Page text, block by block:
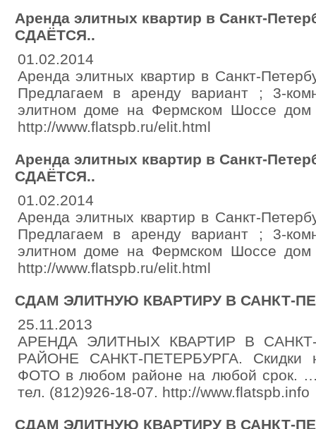
Аренда элитных квартир в Санкт-
СДАЁТСЯ..
01.02.2014
Аренда элитных квартир в Санкт-
Предлагаем в аренду вариант ; 3-
элитном доме на Фермском Шоссе дом
http://www.flatspb.ru/elit.html
Аренда элитных квартир в Санкт-
СДАЁТСЯ..
01.02.2014
Аренда элитных квартир в Санкт-
Предлагаем в аренду вариант ; 3-
элитном доме на Фермском Шоссе дом
http://www.flatspb.ru/elit.html
СДАМ ЭЛИТНУЮ КВАРТИРУ В САНКТ-
25.11.2013
АРЕНДА ЭЛИТНЫХ КВАРТИР В
РАЙОНЕ САНКТ-ПЕТЕРБУРГА.
ФОТО в любом районе на любой срок.
тел. (812)926-18-07. http://www.flatspb.info
СДАМ ЭЛИТНУЮ КВАРТИРУ В САНКТ-